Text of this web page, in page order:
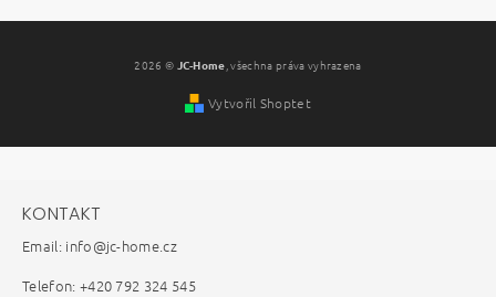
2026 © JC-Home , všechna práva vyhrazena
Vytvořil Shoptet
KONTAKT
Email: info@jc-home.cz
Telefon: +420 792 324 545